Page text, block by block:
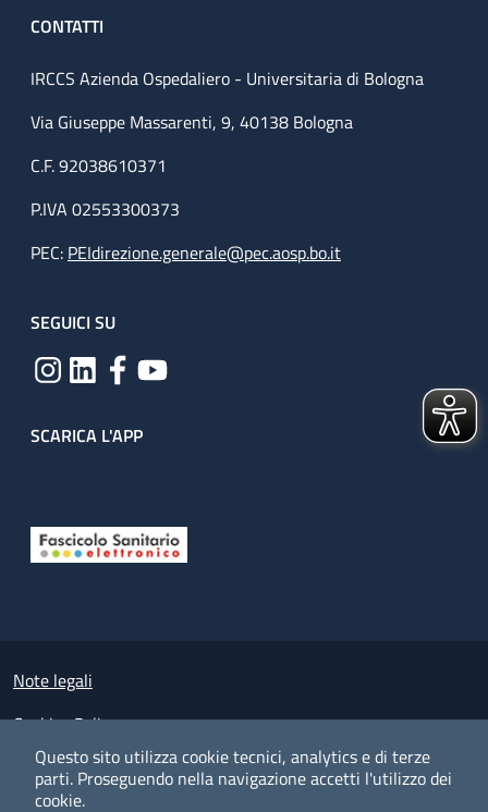
Questo sito utilizza cookie tecnici, analytics e di terze
parti. Proseguendo nella navigazione accetti l'utilizzo dei
cookie.
CONTATTI
IRCCS Azienda Ospedaliero - Universitaria di Bologna
Via Giuseppe Massarenti, 9, 40138 Bologna
C.F. 92038610371
P.IVA 02553300373
PEC: PEIdirezione.generale@pec.aosp.bo.it
SEGUICI SU
SCARICA L'APP
Small prints
Note legali
Cookies Policy
Policy privacy e protezione del dato personale